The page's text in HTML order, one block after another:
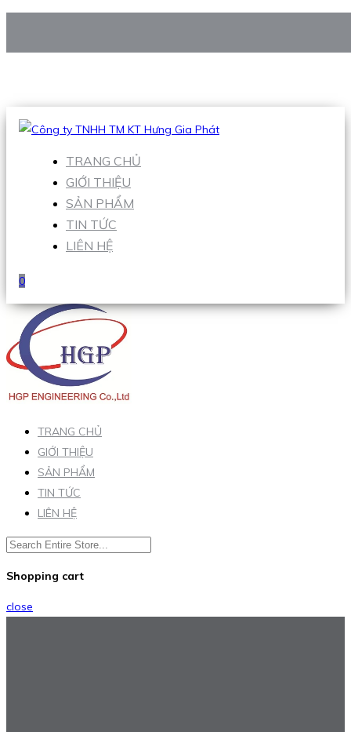
Hotline:0938 906 663
TRANG CHỦ
GIỚI THIỆU
SẢN PHẨM
TIN TỨC
LIÊN HỆ
0
TRANG CHỦ
GIỚI THIỆU
SẢN PHẨM
TIN TỨC
LIÊN HỆ
Shopping cart
close